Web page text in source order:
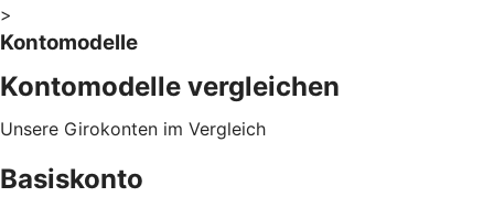
>
Kontomodelle
Kontomodelle vergleichen
Unsere Girokonten im Vergleich
Basiskonto